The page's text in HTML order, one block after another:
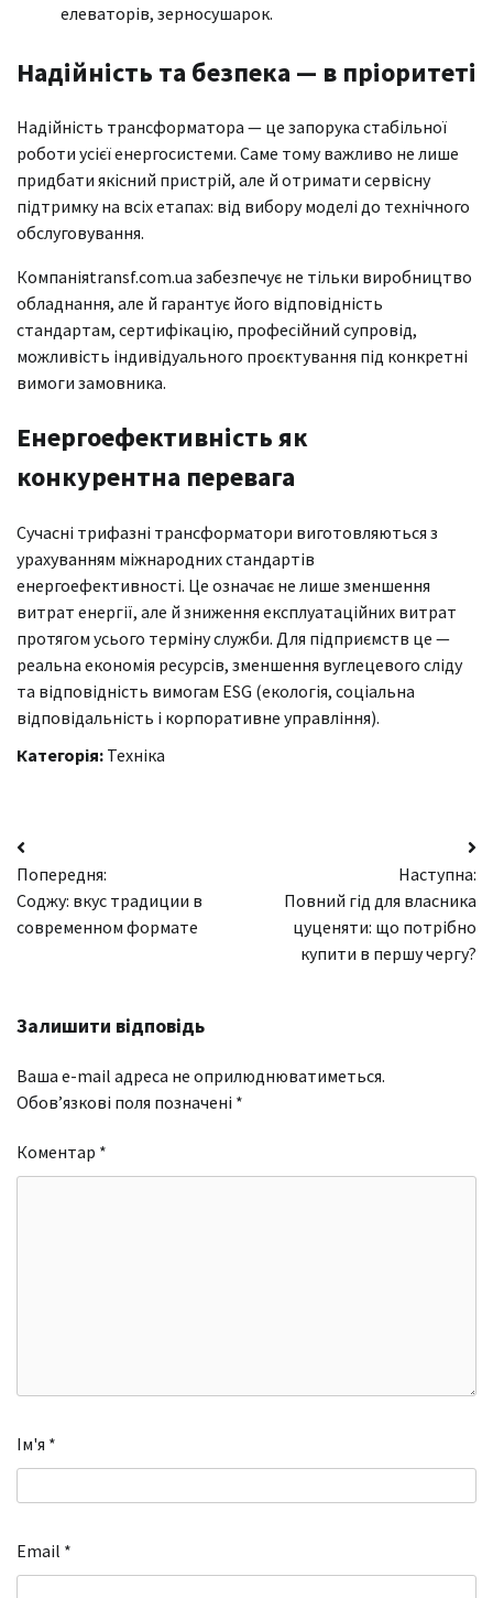
елеваторів, зерносушарок.
Надійність та безпека — в пріоритеті
Надійність трансформатора — це запорука стабільної
роботи усієї енергосистеми. Саме тому важливо не лише
придбати якісний пристрій, але й отримати сервісну
підтримку на всіх етапах: від вибору моделі до технічного
обслуговування.
Компаніяtransf.com.ua забезпечує не тільки виробництво
обладнання, але й гарантує його відповідність
стандартам, сертифікацію, професійний супровід,
можливість індивідуального проєктування під конкретні
вимоги замовника.
Енергоефективність як
конкурентна перевага
Сучасні трифазні трансформатори виготовляються з
урахуванням міжнародних стандартів
енергоефективності. Це означає не лише зменшення
витрат енергії, але й зниження експлуатаційних витрат
протягом усього терміну служби. Для підприємств це —
реальна економія ресурсів, зменшення вуглецевого сліду
та відповідність вимогам ESG (екологія, соціальна
відповідальність і корпоративне управління).
Категорія: Техніка
Навігація
записів
Попередня:
Соджу: вкус традиции в
современном формате
Наступна:
Повний гід для власника
цуценяти: що потрібно
купити в першу чергу?
Залишити відповідь
Ваша e-mail адреса не оприлюднюватиметься.
Обов’язкові поля позначені *
Коментар *
Ім'я *
Email *